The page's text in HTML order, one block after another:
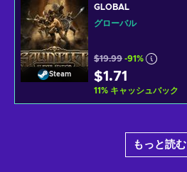
Steam
GLOBAL
グローバル
$19.99 -91%
$1.71
11% キャッシュバック
もっと読む